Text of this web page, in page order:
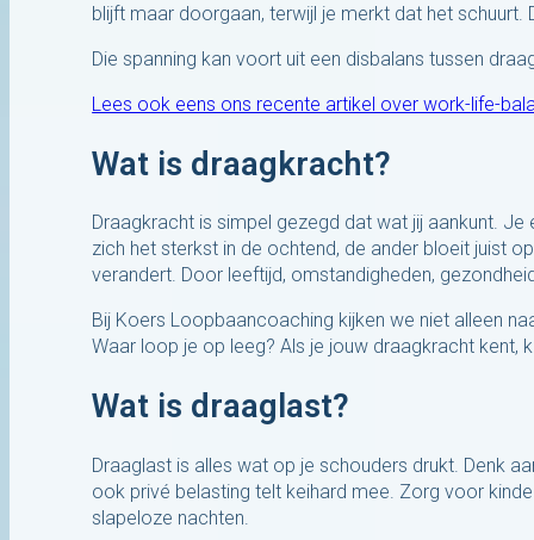
blijft maar doorgaan, terwijl je merkt dat het schuurt.
Die spanning kan voort uit een disbalans tussen
Lees ook eens ons recente artikel over work-life-
Wat is draagkracht?
Draagkracht is simpel gezegd dat wat jij aankunt.
zich het sterkst in de ochtend, de ander bloeit juist
verandert. Door leeftijd, omstandigheden,
Bij Koers Loopbaancoaching kijken we niet alleen
Waar loop je op leeg? Als je jouw draagkracht kent,
Wat is draaglast?
Draaglast is alles wat op je schouders drukt. Denk
ook privé belasting telt keihard mee. Zorg voor
slapeloze nachten.